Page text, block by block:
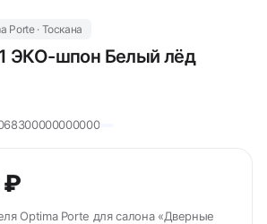
Porte · Тоскана
ЭКО-шпон Белый лёд
₽
Optima Porte для салона «Дверные